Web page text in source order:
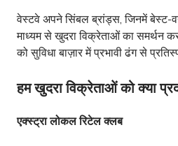
वेस्टवे अपने सिंबल ब्रांड्स, जिनमें
माध्यम से खुदरा विक्रेताओं का समर्थन
को सुविधा बाज़ार में प्रभावी ढंग से
हम खुदरा विक्रेताओं को क्या
एक्स्ट्रा लोकल रिटेल क्लब